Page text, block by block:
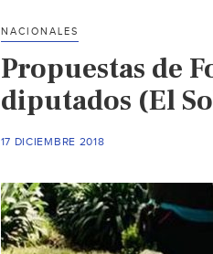
NACIONALES
Propuestas de
diputados (El
17 DICIEMBRE 2018